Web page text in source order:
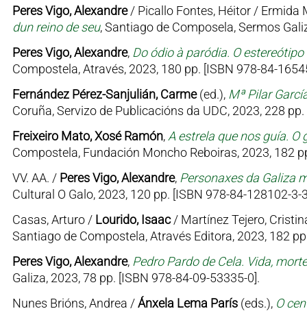
Peres Vigo, Alexandre/ Picallo Fontes, Héitor / Ermida
dun reino de seu, Santiago de Composela, Sermos
Peres Vigo, Alexandre, Do ódio à paródia. O
Compostela, Através, 2023, 180 pp. [ISBN 978-84-
Fernández Pérez-Sanjulián, Carme(ed.), Mª Pilar
Coruña, Servizo de Publicacións da UDC, 2023, 228
Freixeiro Mato, Xosé Ramón, A estrela que nos guía.
Compostela, Fundación Moncho Reboiras, 2023, 182
VV. AA. / Peres Vigo, Alexandre, Personaxes da Galiza
Cultural O Galo, 2023, 120 pp. [ISBN 978-84-128102-3-
Casas, Arturo / Lourido, Isaac/ Martínez Tejero,
Santiago de Compostela, Através Editora, 2023, 182
Peres Vigo, Alexandre, Pedro Pardo de Cela. Vida,
Galiza, 2023, 78 pp. [ISBN 978-84-09-53335-0].
Nunes Brións, Andrea /Ánxela Lema París(eds.), O